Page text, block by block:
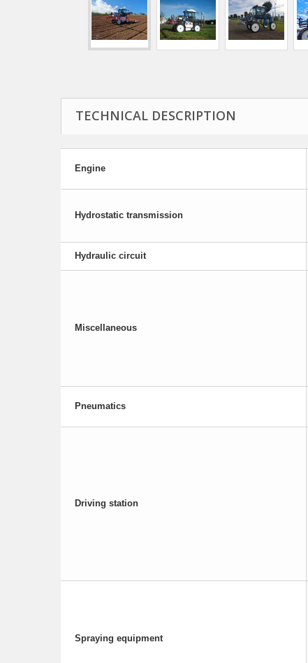
TECHNICAL DESCRIPTION
Engine
Hydrostatic transmission
Hydraulic circuit
Miscellaneous
Pneumatics
Driving station
Spraying equipment